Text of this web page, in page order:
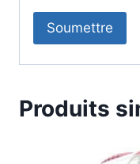
Produits